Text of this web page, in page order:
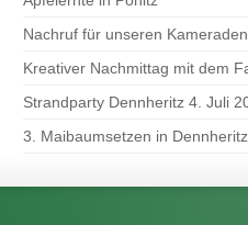
Nachruf für unseren
Kreativer Nachmittag mit dem
Strandparty Dennheritz 4. Juli
3. Maibaumsetzen in Dennheritz